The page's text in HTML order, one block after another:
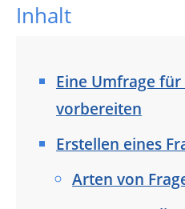
Inhalt
Eine Umfrage
vorbereiten
Erstellen eines
Arten von